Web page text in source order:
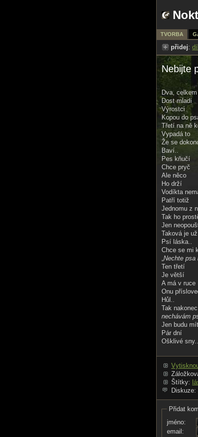
TVORBA
přidej:
Nebijte
Dva, celkem
Dost mladí
Výrostci
Kopou do
Třetí na ně
Vypadá to
Že se
Baví..
Pes kňučí
Chce pryč
Ale něco
Ho drží
Vodíkta
Patří totiž
Jednomu z
Tak ho
Jen
Taková je už
Psí láska..
Chce se mi
„Nechte psa
Ten třetí
Je větší
A má v ruce
Onu
Hůl..
Tak nakonec
nechávám
Jen budu mít
Pár dní
Ošklivé sny..
Štítky:
Diskuze:
Přidat
jméno:
email: